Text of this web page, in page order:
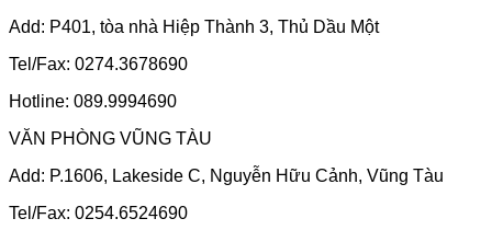
Add: P401, tòa nhà Hiệp Thành 3, Thủ Dầu Một
Tel/Fax: 0274.3678690
Hotline: 089.9994690
VĂN PHÒNG VŨNG TÀU
Add: P.1606, Lakeside C, Nguyễn Hữu Cảnh, Vũng Tàu
Tel/Fax: 0254.6524690